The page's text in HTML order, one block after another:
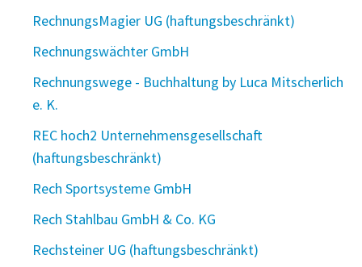
RechnungsMagier UG (haftungsbeschränkt)
Rechnungswächter GmbH
Rechnungswege - Buchhaltung by Luca Mitscherlich
e. K.
REC hoch2 Unternehmensgesellschaft
(haftungsbeschränkt)
Rech Sportsysteme GmbH
Rech Stahlbau GmbH & Co. KG
Rechsteiner UG (haftungsbeschränkt)